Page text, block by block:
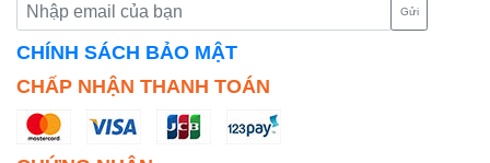
Gửi
CHÍNH SÁCH BẢO MẬT
CHẤP NHẬN THANH TOÁN